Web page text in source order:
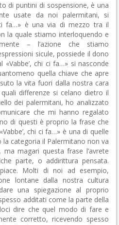
di puntini di sospensione, è una
usate da noi palermitani, si
fa…» è una via di mezzo tra il
la quale stiamo interloquendo e
– l’azione che stiamo
sicule, possiede il dono
«Vabbe’, chi ci fa…» si nasconde
quella chiave che apre
la vita fuori dalla nostra cara
differenze si celano dietro il
dei palermitani, ho analizzato
che mi hanno regalato
di questi è proprio la frase che
chi ci fa…» è una di quelle
categoria il Palermitano non va
magari questa frase l’avrete
parte, o addirittura pensata.
Molti di noi ad esempio,
lontane dalla nostra cultura
una spiegazione al proprio
additati come la parte della
dire che quel modo di fare e
corretto, ricevendo spesso